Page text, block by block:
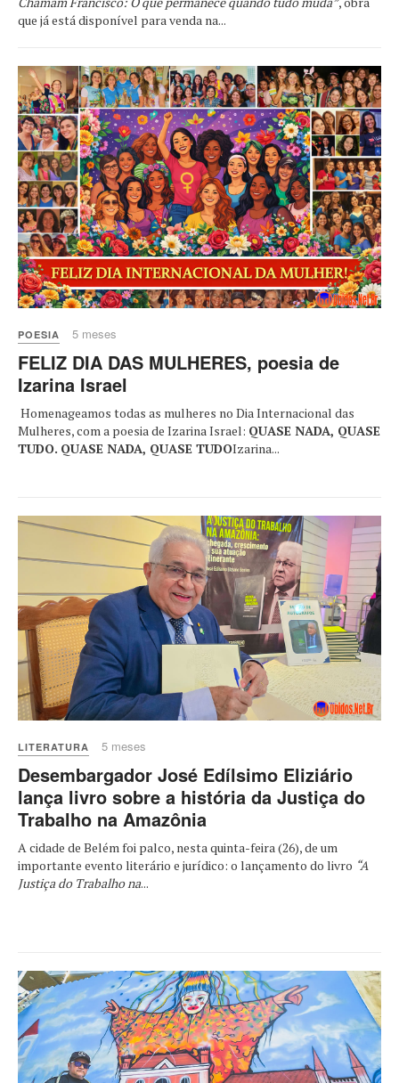
que já está disponível para venda na...
POESIA 5 meses
FELIZ DIA DAS MULHERES, poesia de
Izarina Israel
Homenageamos todas as mulheres no Dia Internacional das
Mulheres, com a poesia de Izarina Israel: QUASE NADA, QUASE
TUDO. QUASE NADA, QUASE TUDOIzarina...
LITERATURA 5 meses
Desembargador José Edílsimo Eliziário
lança livro sobre a história da Justiça do
Trabalho na Amazônia
A cidade de Belém foi palco, nesta quinta-feira (26), de um
importante evento literário e jurídico: o lançamento do livro “A
Justiça do Trabalho na...